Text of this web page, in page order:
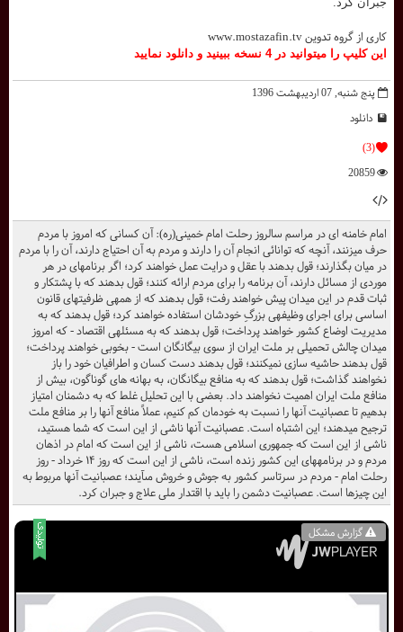
گزارش مشکل
امام خامنه ای در مراسم سالروز رحلت امام خمینی(ره): آن كسانى كه امروز با مردم
حرف ميزنند، آنچه كه توانائى انجام آن را دارند و مردم به آن احتياج دارند، آن را با مردم
در ميان بگذارند؛ قول بدهند با عقل و درايت عمل خواهند كرد؛ اگر برنامهاى در هر
موردى از مسائل دارند، آن برنامه را براى مردم ارائه كنند؛ قول بدهند كه با پشتكار و
ثبات قدم در اين ميدان پيش خواهند رفت؛ قول بدهند كه از همهى ظرفيتهاى قانون
اساسى براى اجراى وظيفهى بزرگِ خودشان استفاده خواهند كرد؛ قول بدهند كه به
مديريت اوضاع كشور خواهند پرداخت؛ قول بدهند كه به مسئلهى اقتصاد - كه امروز
ميدان چالش تحميلى بر ملت ايران از سوى بيگانگان است - بخوبى خواهند پرداخت؛
قول بدهند حاشيه سازى نميكنند؛ قول بدهند دست كسان و اطرافيان خود را باز
نخواهند گذاشت؛ قول بدهند كه به منافع بيگانگان، به بهانه هاى گوناگون، بيش از
منافع ملت ايران اهميت نخواهند داد. بعضى با اين تحليل غلط كه به دشمنان امتياز
بدهيم تا عصبانيت آنها را نسبت به خودمان كم كنيم، عملاً منافع آنها را بر منافع ملت
ترجيح ميدهند؛ اين اشتباه است. عصبانيت آنها ناشى از اين است كه شما هستيد،
ناشى از اين است كه جمهورى اسلامى هست، ناشى از اين است كه امام در اذهان
مردم و در برنامههاى اين كشور زنده است، ناشى از اين است كه روز ۱۴ خرداد - روز
رحلت امام - مردم در سرتاسر كشور به جوش و خروش مىآيند؛ عصبانيت آنها مربوط به
اين چيزها است. عصبانيت دشمن را بايد با اقتدار ملى علاج و جبران كرد.
پنج شنبه, 07 ارديبهشت 1396
دانلود
(3)
20859
کاری از گروه تدوین www.mostazafin.tv
اين کليپ را ميتوانيد در 4 نسخه ببينيد و دانلود نماييد